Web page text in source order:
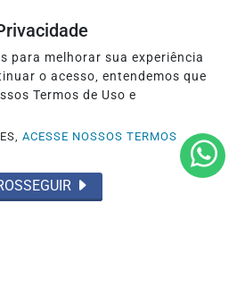
para melhorar sua experiência
o acesso, entendemos que
Termos de Uso e
ACESSE NOSSOS TERMOS